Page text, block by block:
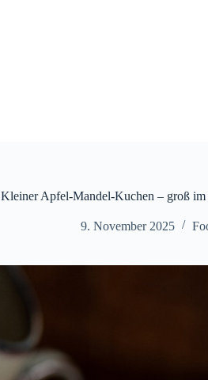
Kleiner Apfel-Mandel-Kuchen – groß im
9. November 2025